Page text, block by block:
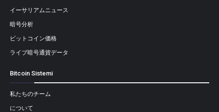
イーサリアムニュース
暗号分析
ビットコイン価格
ライブ暗号通貨データ
Bitcoin Sistemi
私たちのチーム
について